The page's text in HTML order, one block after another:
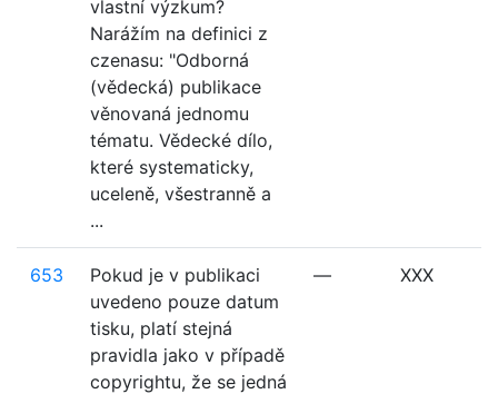
vlastní výzkum?
Narážím na definici z
czenasu: "Odborná
(vědecká) publikace
věnovaná jednomu
tématu. Vědecké dílo,
které systematicky,
uceleně, všestranně a
...
653
Pokud je v publikaci
uvedeno pouze datum
tisku, platí stejná
pravidla jako v případě
copyrightu, že se jedná
— XXX